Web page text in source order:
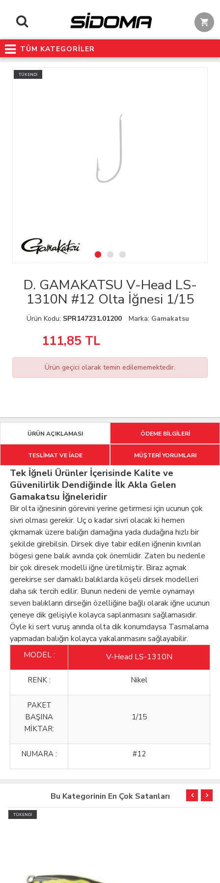
TÜM KATEGORİLER
TÜKENDİ
D. GAMAKATSU V-Head LS-
1310N #12 Olta İğnesi 1/15
Ürün Kodu: SPR147231.01200 Marka: Gamakatsu
111,85 TL
Ürün geçici olarak temin edilememektedir.
ÜRÜN AÇIKLAMASI ÖDEME BİLGİLERİ
TESLİMAT VE İADE MÜŞTERİ YORUMLARI
Tek İğneli Ürünler İçerisinde Kalite ve
Güvenilirlik Dendiğinde İlk Akla Gelen
Gamakatsu İğneleridir
Bir olta iğnesinin görevini yerine getirmesi için ucunun çok
sivri olması gerekir. Uç o kadar sivri olacak ki hemen
çıkmamak üzere balığın damağına yada dudağına hızlı bir
şekilde girebilsin. Dirsek diye tabir edilen iğnenin kıvrılan
bögesi gene balık avında çok önemlidir. Zaten bu nedenle
bir çok diresek modelli iğne üretilmiştir. Biraz açmak
gerekirse ser damaklı balıklarda köşeli dirsek modelleri
daha sık tercih edilir. Bunun nedeni de yemle oynamayı
seven balıkların dirseğin özelliğine bağlı olarak iğne ucunun
çeneye dik gelişiyle kolayca saplanmasını sağlamasıdır.
Öyle ki sert vuruş anında olta dik konumdaysa Tasmalama
yapmadan balığın kolayca yakalanmasını sağlayabilir.
MODEL :
V-Head LS-1310N
RENK : Nikel
PAKET
BAŞINA
MİKTAR:
1/15
NUMARA : #12
Bu Kategorinin En Çok Satanları
TÜKENDİ